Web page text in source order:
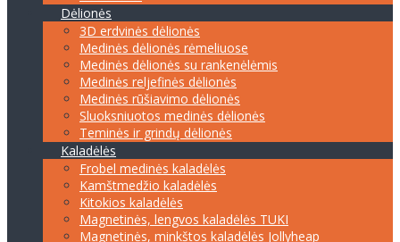
Dėlionės
3D erdvinės dėlionės
Medinės dėlionės rėmeliuose
Medinės dėlionės su rankenėlėmis
Medinės reljefinės dėlionės
Medinės rūšiavimo dėlionės
Sluoksniuotos medinės dėlionės
Teminės ir grindų dėlionės
Kaladėlės
Frobel medinės kaladėlės
Kamštmedžio kaladėlės
Kitokios kaladėlės
Magnetinės, lengvos kaladėlės TUKI
Magnetinės, minkštos kaladėlės Jollyheap